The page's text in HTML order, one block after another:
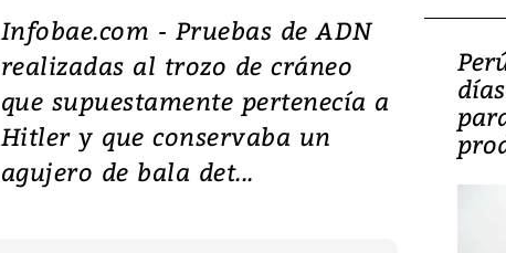
Infobae.com - Pruebas de ADN
realizadas al trozo de cráneo
que supuestamente pertenecía a
Hitler y que conservaba un
agujero de bala det...
Video: Lula lanza su
candidatura con
promesas de inversión
en defensa, educación y
tierras raras